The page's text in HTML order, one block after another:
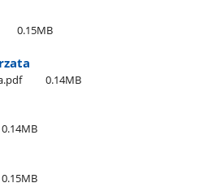
0.15MB
0.14MB
0.14MB
0.15MB